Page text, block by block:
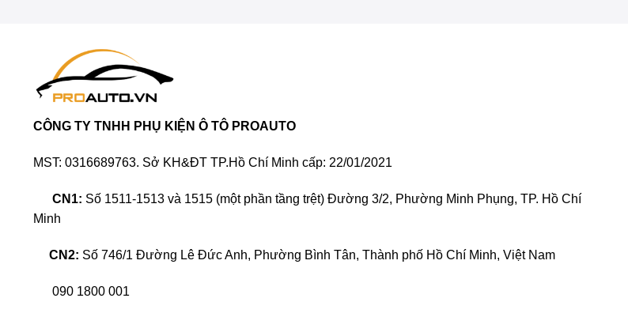
CÔNG TY TNHH PHỤ KIỆN Ô TÔ PROAUTO
MST: 0316689763. Sở KH&ĐT TP.Hồ Chí Minh cấp: 22/01/2021
CN1: Số 1511-1513 và 1515 (một phần tầng trệt) Đường 3/2, Phường Minh Phụng, TP. Hồ Chí
Minh
CN2: Số 746/1 Đường Lê Đức Anh, Phường Bình Tân, Thành phố Hồ Chí Minh, Việt Nam
090 1800 001